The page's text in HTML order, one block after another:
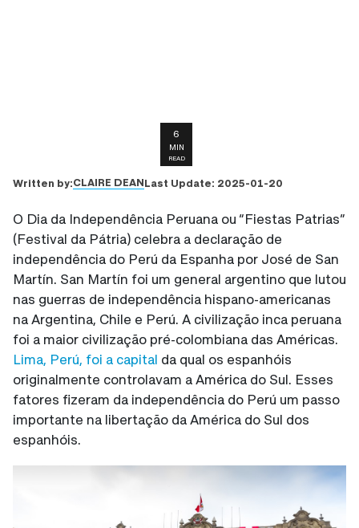
6
MIN
READ
Written by:CLAIRE DEANLast Update: 2025-01-20
O Dia da Independência Peruana ou “Fiestas Patrias”
(Festival da Pátria) celebra a declaração de
independência do Perú da Espanha por José de San
Martín. San Martín foi um general argentino que lutou
nas guerras de independência hispano-americanas
na Argentina, Chile e Perú. A civilização inca peruana
foi a maior civilização pré-colombiana das Américas.
Lima, Perú, foi a capital da qual os espanhóis
originalmente controlavam a América do Sul. Esses
fatores fizeram da independência do Perú um passo
importante na libertação da América do Sul dos
espanhóis.